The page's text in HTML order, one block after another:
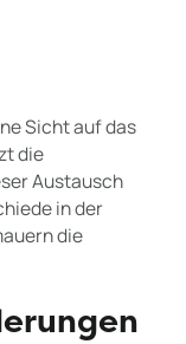
Sicht auf das
die
Austausch
in der
die